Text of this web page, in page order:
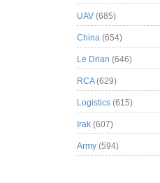
UAV (685)
China (654)
Le Drian (646)
RCA(629)
Logistics (615)
Irak (607)
Army (594)